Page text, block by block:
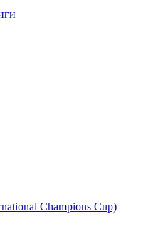
Champions Cup)